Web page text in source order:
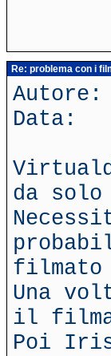
Re: problema con i
Autore:
Data:
da solo
filmato
Una
il
Poi